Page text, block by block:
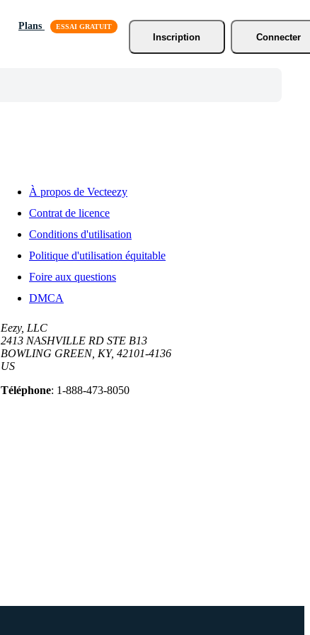
Plans
Inscription
Connecter
À propos de Vecteezy
Contrat de licence
Conditions d'utilisation
Politique d'utilisation équitable
Foire aux questions
DMCA
Eezy, LLC
2413 NASHVILLE RD STE B13
BOWLING GREEN, KY, 42101-4136
US
Téléphone: 1-888-473-8050